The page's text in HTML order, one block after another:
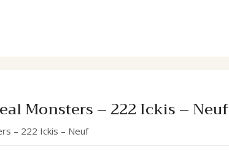
Monsters – 222 Ickis – Neuf
– 222 Ickis – Neuf